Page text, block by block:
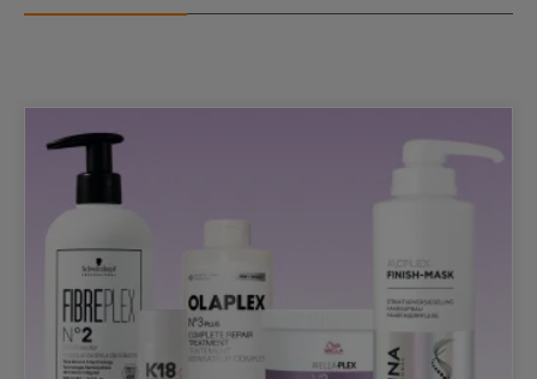
Kinder. Dermatologisch getestet. Natürliche Inhaltsstoffe & Formel
die Umwelt (insbesondere die Meere). Der perfekte